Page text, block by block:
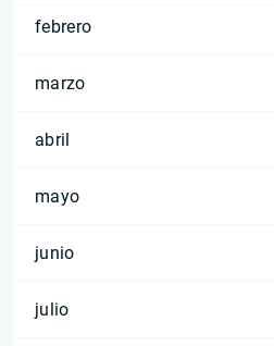
febrero
marzo
abril
mayo
junio
julio